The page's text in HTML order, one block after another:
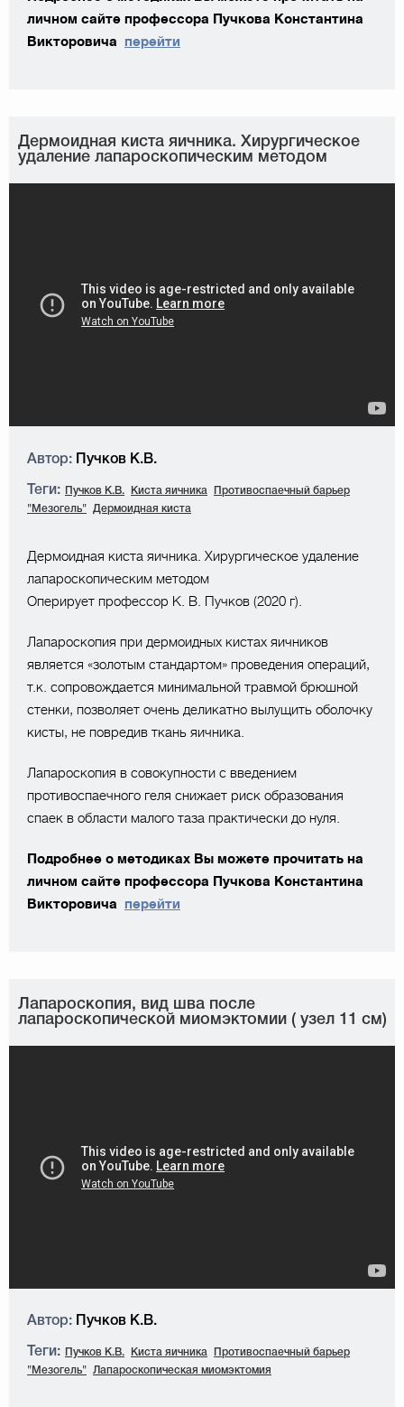
личном сайте профессора Пучкова Константина
Викторовича перейти
Дермоидная киста яичника. Хирургическое
удаление лапароскопическим методом
Автор: Пучков К.В.
Теги: Пучков К.В. Киста яичника
Противоспаечный барьер
"Мезогель"
Дермоидная киста
Дермоидная киста яичника. Хирургическое удаление
лапароскопическим методом
Оперирует профессор К. В. Пучков (2020 г).
Лапароскопия при дермоидных кистах яичников
является «золотым стандартом» проведения операций,
т.к. сопровождается минимальной травмой брюшной
стенки, позволяет очень деликатно вылущить оболочку
кисты, не повредив ткань яичника. ⠀
Лапароскопия в совокупности с введением
противоспаечного геля снижает риск образования
спаек в области малого таза практически до нуля.
Подробнее о методиках Вы можете прочитать на
личном сайте профессора Пучкова Константина
Викторовича перейти
Лапароскопия, вид шва после
лапароскопической миомэктомии ( узел 11 см)
Автор: Пучков К.В.
Теги: Пучков К.В. Киста яичника
Противоспаечный барьер
"Мезогель"
Лапароскопическая миомэктомия